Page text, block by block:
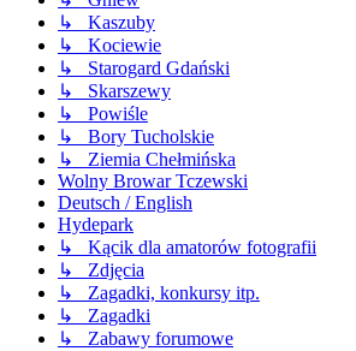
↳ Kaszuby
↳ Kociewie
↳ Starogard Gdański
↳ Skarszewy
↳ Powiśle
↳ Bory Tucholskie
↳ Ziemia Chełmińska
Wolny Browar Tczewski
Deutsch / English
Hydepark
↳ Kącik dla amatorów fotografii
↳ Zdjęcia
↳ Zagadki, konkursy itp.
↳ Zagadki
↳ Zabawy forumowe